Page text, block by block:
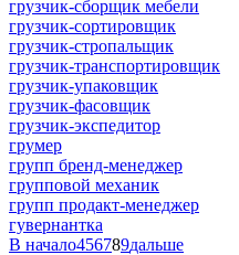
грузчик-сборщик мебели
грузчик-сортировщик
грузчик-стропальщик
грузчик-транспортировщик
грузчик-упаковщик
грузчик-фасовщик
грузчик-экспедитор
грумер
групп бренд-менеджер
групповой механик
групп продакт-менеджер
гувернантка
В начало456789дальше